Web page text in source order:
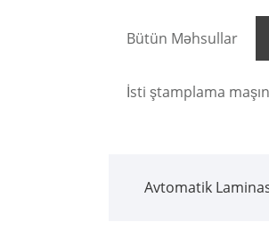
Bütün Məhsullar
İsti ştamplama
Avtomatik